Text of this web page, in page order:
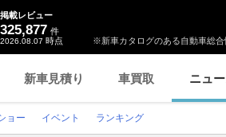
※新車カタログのある自動車総合
掲載レビュー
325,877 件
2026.08.07 時点
新車見積り 車買取 ニュ
ョー イベント ランキング